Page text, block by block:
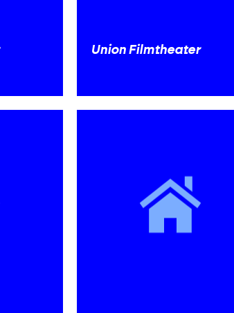
Union Filmtheater